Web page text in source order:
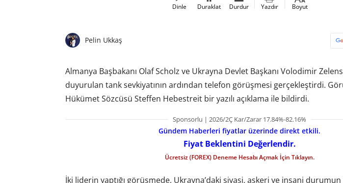
Dinle Duraklat Durdur Yazdır Boyut
Pelin Ukkaş
Almanya Başbakanı Olaf Scholz ve Ukrayna Devlet Başkanı Volodimir
duyurulan tank sevkiyatının ardından telefon görüşmesi gerçekleştirdi.
Hükümet Sözcüsü Steffen Hebestreit bir yazılı açıklama ile bildirdi.
Sponsorlu | 2026/2Ç Kar/Zarar 17.84%-82.16%
Gündem Haberleri fiyatlar üzerinde direkt etkili.
Fiyat Beklentini Değerlendir.
Ücretsiz (FOREX) Deneme Hesabı Açmak İçin Tıklayın.
İki liderin yaptığı görüşmede, Ukrayna’daki siyasi, askeri ve insani durumun